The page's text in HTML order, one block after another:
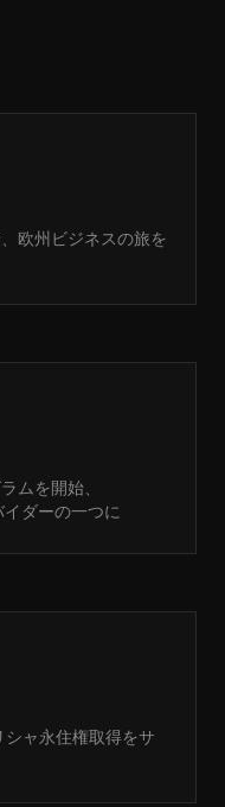
欧州ビジネスの旅を
ムを開始、
ダーの一つに
シャ永住権取得をサ